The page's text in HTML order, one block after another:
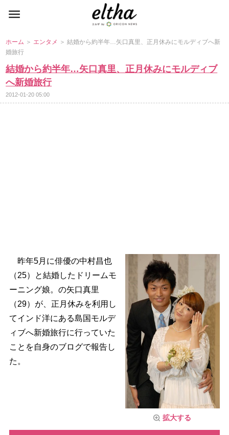
ホーム ＞ エンタメ ＞ 結婚から約半年…矢口真里、正月休みにモルディブへ新
婚旅行
結婚から約半年…矢口真里、正月休みにモルディブ
へ新婚旅行
2012-01-20 05:00
拡大する
昨年5月に俳優の中村昌也
（25）と結婚したドリームモ
ーニング娘。の矢口真里
（29）が、正月休みを利用し
てインド洋にある島国モルデ
ィブへ新婚旅行に行っていた
ことを自身のブログで報告し
た。